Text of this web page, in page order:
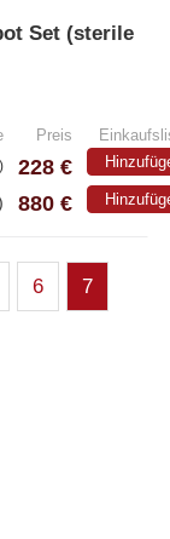
Set (sterile
Preis
228 €
880 €
6 7